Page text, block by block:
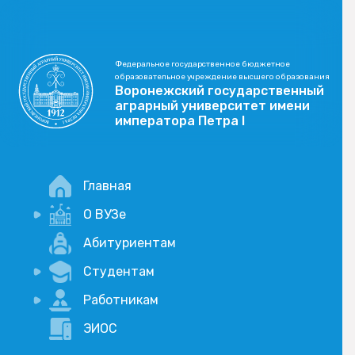
Федеральное государственное бюджетное
образовательное учреждение высшего образования
Воронежский государственный
аграрный университет имени
императора Петра I
Главная
О ВУЗе
Новости
Учебный процесс
Научная деятельность
Абитуриентам
Студентам
Портал дистанционого обучения
Академические отпуска
Работникам
Внимание, опрос!
ЭИОС